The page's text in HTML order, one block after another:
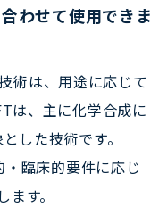
わせて使用できま
術は、用途に応じて
は、主に化学合成に
した技術です。
臨床的要件に応じ
す。